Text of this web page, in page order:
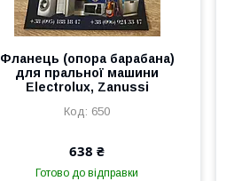
Фланець (опора барабана)
для пральної машини
Electrolux, Zanussi
650
638 ₴
Готово до відправки